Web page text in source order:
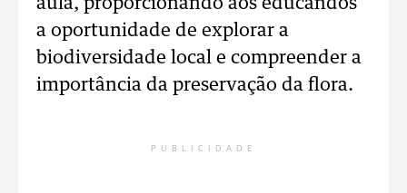
aula, proporcionando aos educandos
a oportunidade de explorar a
biodiversidade local e compreender a
importância da preservação da flora.
PUBLICIDADE